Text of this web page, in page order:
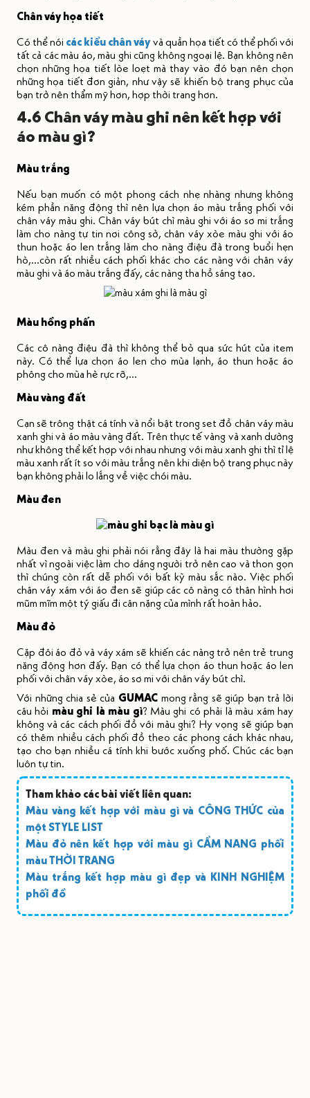
Chân váy họa tiết
Có thể nói các kiểu chân váyvà quần họa tiết có thể phối với
tất cả các màu áo, màu ghi cũng không ngoại lệ. Bạn không nên
chọn những họa tiết lòe loẹt mà thay vào đó bạn nên chọn
những họa tiết đơn giản, như vậy sẽ khiến bộ trang phục của
bạn trở nên thẩm mỹ hơn, hợp thời trang hơn.
4.6 Chân váy màu ghi nên kết hợp với
áo màu gì?
Màu trắng
Nếu bạn muốn có một phong cách nhẹ nhàng nhưng không
kém phần năng động thì nên lựa chọn áo màu trắng phối với
chân váy màu ghi. Chân váy bút chì màu ghi với áo sơ mi trắng
làm cho nàng tự tin nơi công sở, chân váy xòe màu ghi với áo
thun hoặc áo len trắng làm cho nàng điệu đà trong buổi hẹn
hò,...còn rất nhiều cách phối khác cho các nàng với chân váy
màu ghi và áo màu trắng đấy, các nàng tha hồ sáng tạo.
Màu hồng phấn
Các cô nàng điệu đà thì không thể bỏ qua sức hút của item
này. Có thể lựa chọn áo len cho mùa lạnh, áo thun hoặc áo
phông cho mùa hè rực rỡ,...
Màu vàng đất
Cạn sẽ trông thật cá tính và nổi bật trong set đồ chân váy màu
xanh ghi và áo màu vàng đất. Trên thực tế vàng và xanh dường
như không thể kết hợp với nhau nhưng với màu xanh ghi thì tỉ lệ
màu xanh rất ít so với màu trắng nên khi diện bộ trang phục này
bạn không phải lo lắng về việc chói màu.
Màu đen
Màu đen và màu ghi phải nói rằng đây là hai màu thường gặp
nhất vì ngoài việc làm cho dáng người trở nên cao và thon gọn
thì chúng còn rất dễ phối với bất kỳ màu sắc nào. Việc phối
chân váy xám với áo đen sẽ giúp các cô nàng có thân hình hơi
mũm mĩm một tý giấu đi cân nặng của mình rất hoàn hảo.
Màu đỏ
Cặp đôi áo đỏ và váy xám sẽ khiến các nàng trở nên trẻ trung
năng động hơn đấy. Bạn có thể lựa chọn áo thun hoặc áo len
phối với chân váy xòe, áo sơ mi với chân váy bút chì.
Với những chia sẻ của GUMACmong rằng sẽ giúp bạn trả lời
câu hỏi màu ghi là màu gì? Màu ghi có phải là màu xám hay
không và các cách phối đồ với màu ghi? Hy vọng sẽ giúp bạn
có thêm nhiều cách phối đồ theo các phong cách khác nhau,
tạo cho bạn nhiều cá tính khi bước xuống phố. Chúc các bạn
luôn tự tin.
Tham khảo các bài viết liên quan:
Màu vàng kết hợp với màu gì và CÔNG THỨC của
một STYLE LIST
Màu đỏ nên kết hợp với màu gì CẨM NANG phối
màu THỜI TRANG
Màu trắng kết hợp màu gì đẹp và KINH NGHIỆM
phối đồ